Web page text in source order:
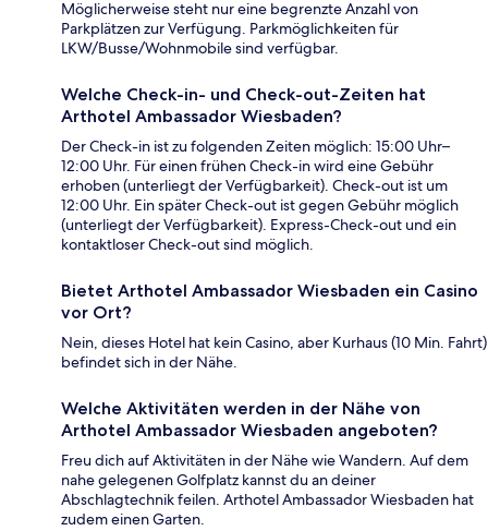
Möglicherweise steht nur eine begrenzte Anzahl von
Parkplätzen zur Verfügung. Parkmöglichkeiten für
LKW/Busse/Wohnmobile sind verfügbar.
Welche Check-in- und Check-out-Zeiten hat
Arthotel Ambassador Wiesbaden?
Der Check-in ist zu folgenden Zeiten möglich: 15:00 Uhr–
12:00 Uhr. Für einen frühen Check-in wird eine Gebühr
erhoben (unterliegt der Verfügbarkeit). Check-out ist um
12:00 Uhr. Ein später Check-out ist gegen Gebühr möglich
(unterliegt der Verfügbarkeit). Express-Check-out und ein
kontaktloser Check-out sind möglich.
Bietet Arthotel Ambassador Wiesbaden ein Casino
vor Ort?
Nein, dieses Hotel hat kein Casino, aber Kurhaus (10 Min. Fahrt)
befindet sich in der Nähe.
Welche Aktivitäten werden in der Nähe von
Arthotel Ambassador Wiesbaden angeboten?
Freu dich auf Aktivitäten in der Nähe wie Wandern. Auf dem
nahe gelegenen Golfplatz kannst du an deiner
Abschlagtechnik feilen. Arthotel Ambassador Wiesbaden hat
zudem einen Garten.